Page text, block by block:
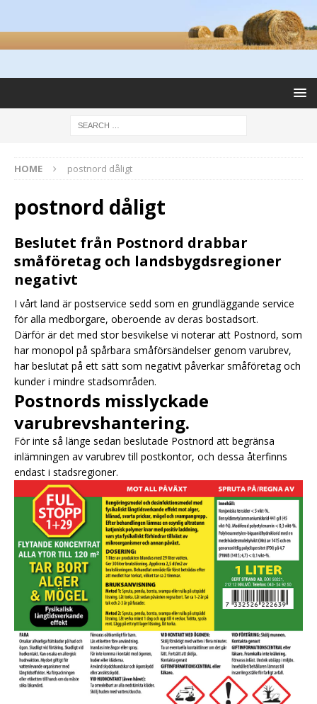
HOME postnord dåligt
postnord dåligt
Beslutet från Postnord drabbar
småföretag och landsbygdsregioner
negativt
I vårt land är postservice sedd som en grundläggande service
för alla medborgare, oberoende av deras bostadsort.
Därför är det med stor besvikelse vi noterar att Postnord, som
har monopol på spårbara småförsändelser genom varubrev,
har beslutat på ett sätt som negativt påverkar småföretag och
kunder i mindre stadsområden.
Postnords misslyckade
varubrevshantering.
För inte så länge sedan beslutade Postnord att begränsa
inlämningen av varubrev till postkontor, och dessa återfinns
endast i stadsregioner.